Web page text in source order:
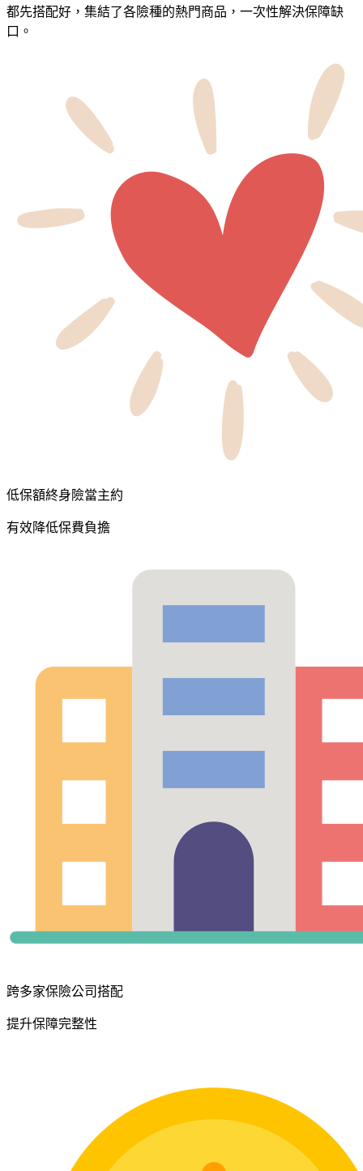
都先搭配好，集結了各險種的熱門商品，一次性解決保障缺
口。
低保額終身險當主約
有效降低保費負擔
跨多家保險公司搭配
提升保障完整性